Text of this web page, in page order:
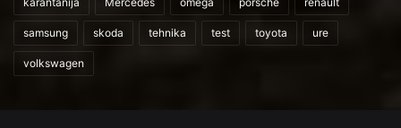
samsung skoda tehnika test toyota ure
volkswagen